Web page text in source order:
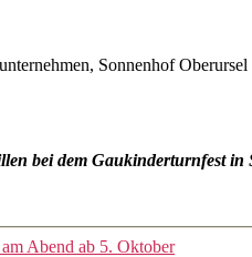
Sonnenhof
bei dem Gaukinderturnfest in
Abend ab 5. Oktober